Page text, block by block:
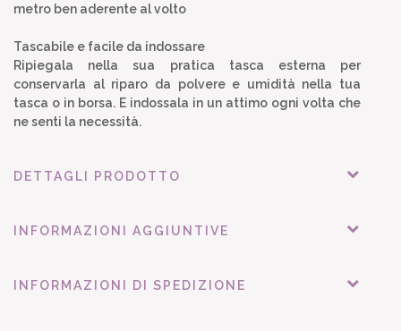
metro ben aderente al volto
Tascabile e facile da indossare
Ripiegala nella sua pratica tasca esterna per
conservarla al riparo da polvere e umidità nella tua
tasca o in borsa. E indossala in un attimo ogni volta che
ne senti la necessità.
DETTAGLI PRODOTTO
INFORMAZIONI AGGIUNTIVE
INFORMAZIONI DI SPEDIZIONE